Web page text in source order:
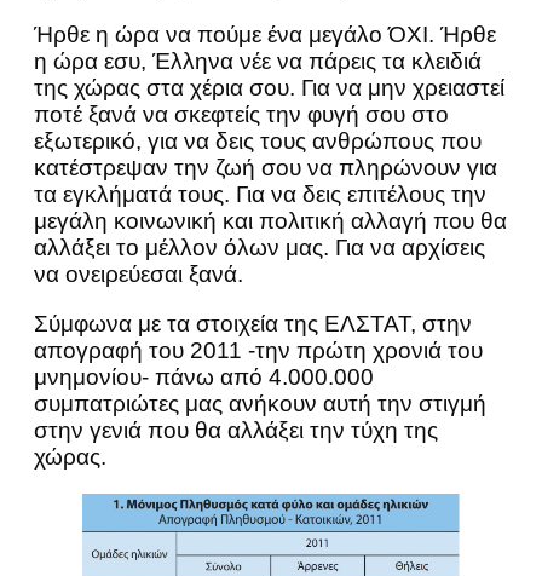
Ήρθε η ώρα να πούμε ένα μεγάλο ΌΧΙ. Ήρθε
η ώρα εσυ, Έλληνα νέε να πάρεις τα κλειδιά
της χώρας στα χέρια σου. Για να μην χρειαστεί
ποτέ ξανά να σκεφτείς την φυγή σου στο
εξωτερικό, για να δεις τους ανθρώπους που
κατέστρεψαν την ζωή σου να πληρώνουν για
τα εγκλήματά τους. Για να δεις επιτέλους την
μεγάλη κοινωνική και πολιτική αλλαγή που θα
αλλάξει το μέλλον όλων μας. Για να αρχίσεις
να ονειρεύεσαι ξανά.
Σύμφωνα με τα στοιχεία της ΕΛΣΤΑΤ, στην
απογραφή του 2011 -την πρώτη χρονιά του
μνημονίου- πάνω από 4.000.000
συμπατριώτες μας ανήκουν αυτή την στιγμή
στην γενιά που θα αλλάξει την τύχη της
χώρας.